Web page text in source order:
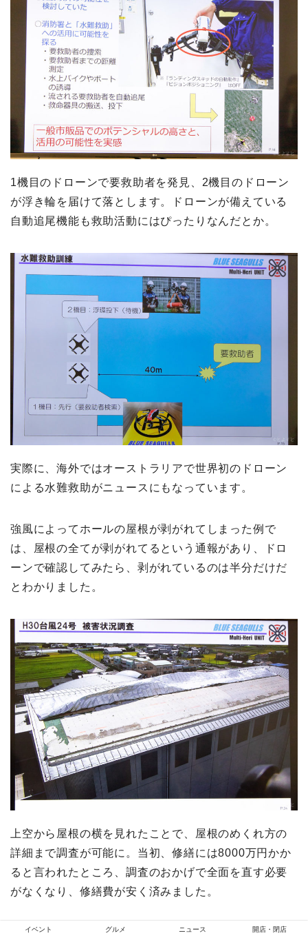
1機目のドローンで要救助者を発見、2機目のドローン
が浮き輪を届けて落とします。ドローンが備えている
自動追尾機能も救助活動にはぴったりなんだとか。
実際に、海外ではオーストラリアで世界初のドローン
による水難救助がニュースにもなっています。
強風によってホールの屋根が剥がれてしまった例で
は、屋根の全てが剥がれてるという通報があり、ドロ
ーンで確認してみたら、剥がれているのは半分だけだ
とわかりました。
上空から屋根の横を見れたことで、屋根のめくれ方の
詳細まで調査が可能に。当初、修繕には8000万円かか
ると言われたところ、調査のおかげで全面を直す必要
がなくなり、修繕費が安く済みました。
イベント グルメ ニュース 開店・閉店